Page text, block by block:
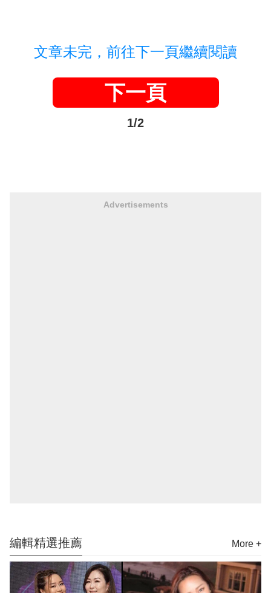
文章未完，前往下一頁繼續閱讀
下一頁
1/2
Advertisements
編輯精選推薦 More +